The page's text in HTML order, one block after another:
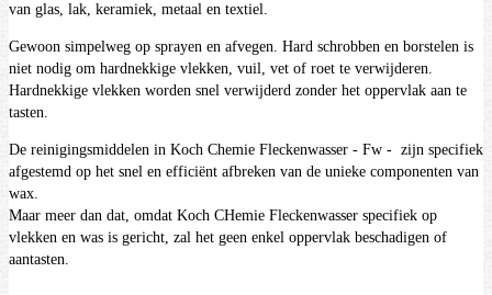
van glas, lak, keramiek, metaal en textiel.
Gewoon simpelweg op sprayen en afvegen. Hard schrobben en borstelen is
niet nodig om hardnekkige vlekken, vuil, vet of roet te verwijderen.
Hardnekkige vlekken worden snel verwijderd zonder het oppervlak aan te
tasten.
De reinigingsmiddelen in Koch Chemie Fleckenwasser - Fw - zijn specifiek
afgestemd op het snel en efficiënt afbreken van de unieke componenten van
wax.
Maar meer dan dat, omdat Koch CHemie Fleckenwasser specifiek op
vlekken en was is gericht, zal het geen enkel oppervlak beschadigen of
aantasten.